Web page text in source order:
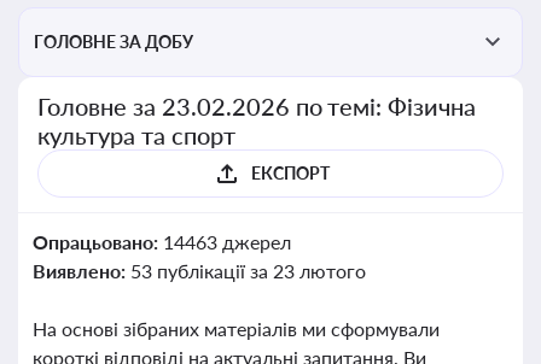
ГОЛОВНЕ ЗА ДОБУ
Головне за 23.02.2026 по темі: Фізична
культура та спорт
ЕКСПОРТ
Опрацьовано: 14463 джерел
Виявлено: 53 публікації за 23 лютого
На основі зібраних матеріалів ми сформували
короткі відповіді на актуальні запитання. Ви